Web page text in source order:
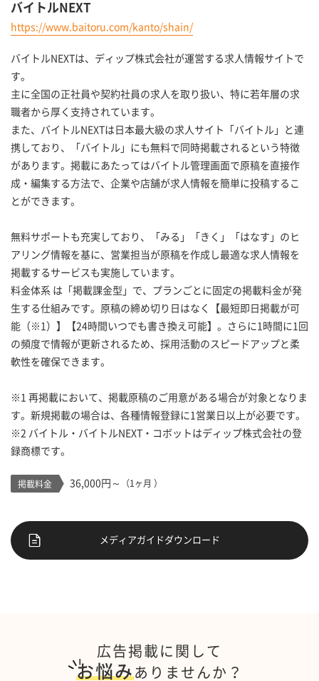
バイトルNEXT
https://www.baitoru.com/kanto/shain/
バイトルNEXTは、ディップ株式会社が運営する求人情報サイトで
す。
主に全国の正社員や契約社員の求人を取り扱い、特に若年層の求
職者から厚く支持されています。
また、バイトルNEXTは日本最大級の求人サイト「バイトル」と連
携しており、「バイトル」にも無料で同時掲載されるという特徴
があります。掲載にあたってはバイトル管理画面で原稿を直接作
成・編集する方法で、企業や店舗が求人情報を簡単に投稿するこ
とができます。
無料サポートも充実しており、「みる」「きく」「はなす」のヒ
アリング情報を基に、営業担当が原稿を作成し最適な求人情報を
掲載するサービスも実施しています。
料金体系 は「掲載課金型」で、プランごとに固定の掲載料金が発
生する仕組みです。原稿の締め切り日はなく【最短即日掲載が可
能（※1）】【24時間いつでも書き換え可能】。さらに1時間に1回
の頻度で情報が更新されるため、採用活動のスピードアップと柔
軟性を確保できます。
※1 再掲載において、掲載原稿のご用意がある場合が対象となりま
す。新規掲載の場合は、各種情報登録に1営業日以上が必要です。
※2 バイトル・バイトルNEXT・コボットはディップ株式会社の登
録商標です。
掲載料金 36,000円～ （1ヶ月 ）
メディアガイドダウンロード
広告掲載に関して
お悩み ありませんか？